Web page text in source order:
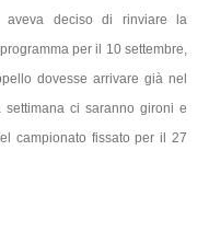
aveva deciso di rinviare la
per il 10 settembre,
dovesse arrivare già nel
ci saranno gironi e
campionato fissato per il 27